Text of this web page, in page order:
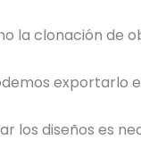
la clonación de
exportarlo
los diseños es